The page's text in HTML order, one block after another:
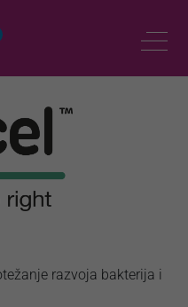
razvoja bakterija i